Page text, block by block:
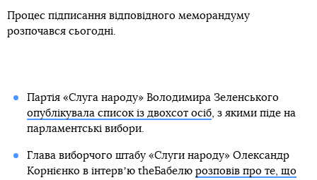
Процес підписання відповідного меморандуму
розпочався сьогодні.
Партія «Слуга народу» Володимира Зеленського
опублікувала список із двохсот осіб, з якими піде на
парламентські вибори.
Глава виборчого штабу «Слуги народу» Олександр
Корнієнко в інтервʼю theБабелю розповів про те, що